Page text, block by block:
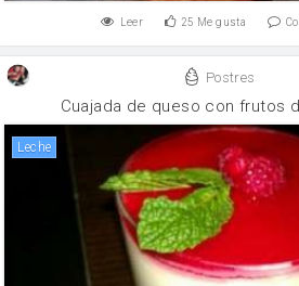
Leer 25 Me gusta
Postres
Cuajada de queso con frutos
leche